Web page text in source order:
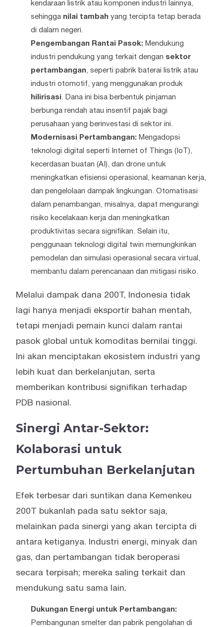
kendaraan listrik atau komponen industri lainnya,
sehingga nilai tambah yang tercipta tetap berada
di dalam negeri.
Pengembangan Rantai Pasok: Mendukung
industri pendukung yang terkait dengan sektor
pertambangan, seperti pabrik baterai listrik atau
industri otomotif, yang menggunakan produk
hilirisasi. Dana ini bisa berbentuk pinjaman
berbunga rendah atau insentif pajak bagi
perusahaan yang berinvestasi di sektor ini.
Modernisasi Pertambangan: Mengadopsi
teknologi digital seperti Internet of Things (IoT),
kecerdasan buatan (AI), dan drone untuk
meningkatkan efisiensi operasional, keamanan kerja,
dan pengelolaan dampak lingkungan. Otomatisasi
dalam penambangan, misalnya, dapat mengurangi
risiko kecelakaan kerja dan meningkatkan
produktivitas secara signifikan. Selain itu,
penggunaan teknologi digital twin memungkinkan
pemodelan dan simulasi operasional secara virtual,
membantu dalam perencanaan dan mitigasi risiko.
Melalui dampak dana 200T, Indonesia tidak
lagi hanya menjadi eksportir bahan mentah,
tetapi menjadi pemain kunci dalam rantai
pasok global untuk komoditas bernilai tinggi.
Ini akan menciptakan ekosistem industri yang
lebih kuat dan berkelanjutan, serta
memberikan kontribusi signifikan terhadap
PDB nasional.
Sinergi Antar-Sektor:
Kolaborasi untuk
Pertumbuhan Berkelanjutan
Efek terbesar dari suntikan dana Kemenkeu
200T bukanlah pada satu sektor saja,
melainkan pada sinergi yang akan tercipta di
antara ketiganya. Industri energi, minyak dan
gas, dan pertambangan tidak beroperasi
secara terpisah; mereka saling terkait dan
mendukung satu sama lain.
Dukungan Energi untuk Pertambangan:
Pembangunan smelter dan pabrik pengolahan di